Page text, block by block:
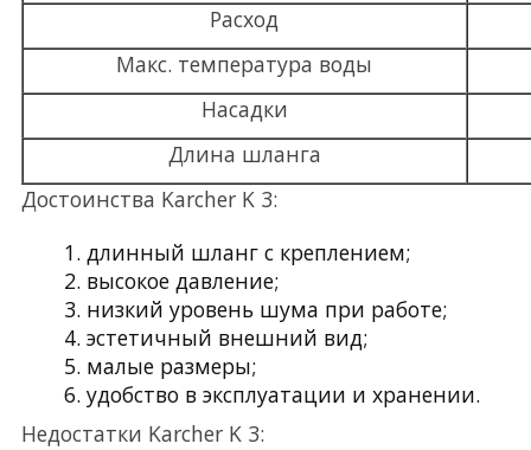
Расход
Макс. температура воды
Насадки
Длина шланга
Достоинства Karcher K 3:
длинный шланг с креплением;
высокое давление;
низкий уровень шума при работе;
эстетичный внешний вид;
малые размеры;
удобство в эксплуатации и хранении.
Недостатки Karcher K 3: